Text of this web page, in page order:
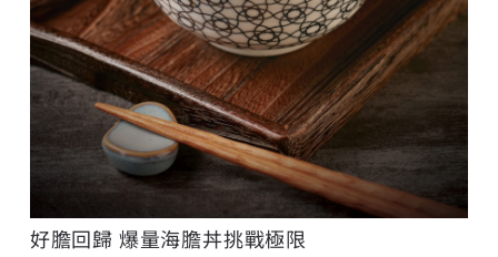
好膽回歸 爆量海膽丼挑戰極限